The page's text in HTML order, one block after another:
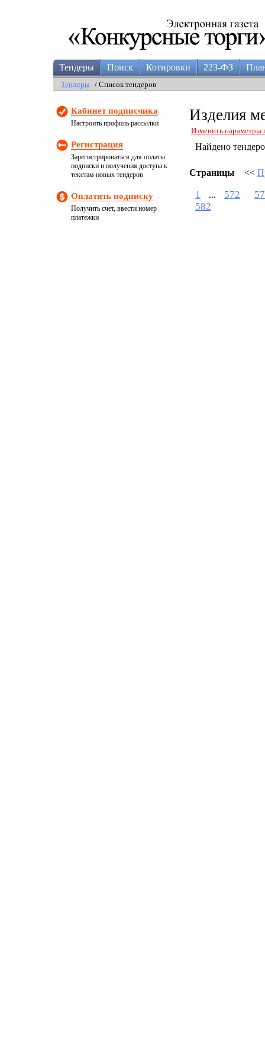
Тендеры Поиск Котировки 223-ФЗ
Тендеры / Список тендеров
Кабинет подписчика
Настроить профиль рассылки
Регистрация
Зарегистрироваться для оплаты
подписки и получения доступа к
текстам новых тендеров
Оплатить подписку
Получить счет, ввести номер
платежки
Изделия
Изменить параметры
Найдено
Страницы <<
1 ... 572
582